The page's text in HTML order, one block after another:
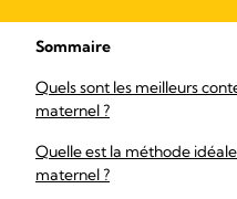
Sommaire
Quels sont les meilleurs
maternel ?
Quelle est la méthode
maternel ?